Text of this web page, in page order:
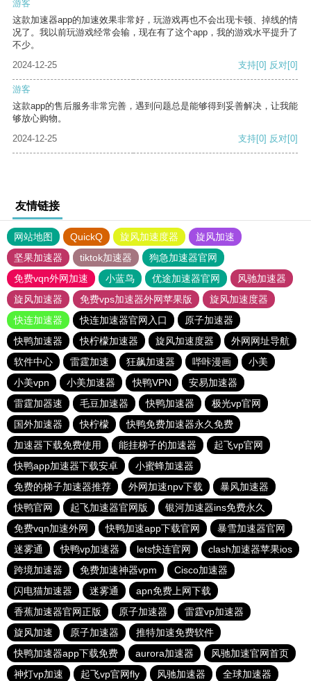
游客
这款加速器app的加速效果非常好，玩游戏再也不会出现卡顿、掉线的情
况了。我以前玩游戏经常会输，现在有了这个app，我的游戏水平提升了
不少。
2024-12-25
支持[0] 反对[0]
游客
这款app的售后服务非常完善，遇到问题总是能够得到妥善解决，让我能
够放心购物。
2024-12-25
支持[0] 反对[0]
友情链接
网站地图 QuickQ 旋风加速度器
旋风加速
坚果加速器
tiktok加速器
狗急加速器官网
免费vqn外网加速
小蓝鸟 优途加速器官网
风驰加速器
旋风加速器
免费vps加速器外网苹果版
旋风加速度器
快连加速器
快连加速器官网入口
原子加速器
快鸭加速器
快柠檬加速器 旋风加速度器
外网网址导航
软件中心
雷霆加速 狂飙加速器 哔咔漫画
小美
小美vpn
小美加速器 快鸭VPN
安易加速器
雷霆加器速
毛豆加速器 快鸭加速器
极光vp官网
国外加速器
快柠檬
快鸭免费加速器永久免费
加速器下载免费使用
能挂梯子的加速器
起飞vp官网
快鸭app加速器下载安卓
小蜜蜂加速器
免费的梯子加速器推荐
外网加速npv下载
暴风加速器
快鸭官网
起飞加速器官网版
银河加速器ins免费永久
免费vqn加速外网
快鸭加速app下载官网
暴雪加速器官网
迷雾通
快鸭vp加速器 lets快连官网
clash加速器苹果ios
跨境加速器
免费加速神器vpm
Cisco加速器
闪电猫加速器
迷雾通
apn免费上网下载
香蕉加速器官网正版
原子加速器
雷霆vp加速器
旋风加速
原子加速器
推特加速免费软件
快鸭加速器app下载免费
aurora加速器
风驰加速官网首页
神灯vp加速
起飞vp官网fly 风驰加速器 全球加速器